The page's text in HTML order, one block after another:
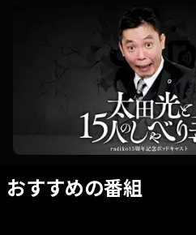
おすすめの番組